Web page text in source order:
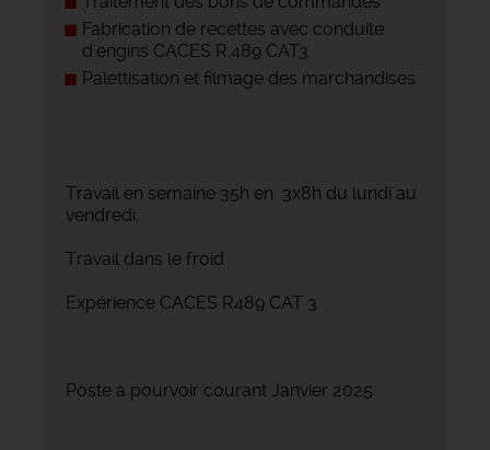
Fabrication de recettes avec conduite
d'engins CACES R.489 CAT3
Palettisation et filmage des marchandises
Travail en semaine 35h en 3x8h du lundi au
vendredi.
Travail dans le froid
Expérience CACES R489 CAT 3
Poste à pourvoir courant Janvier 2025